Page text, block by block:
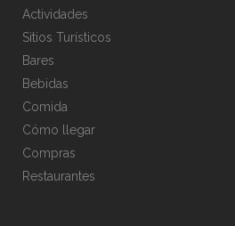
Actividades
Sitios Turísticos
Bares
Bebidas
Comida
Cómo llegar
Compras
Restaurantes